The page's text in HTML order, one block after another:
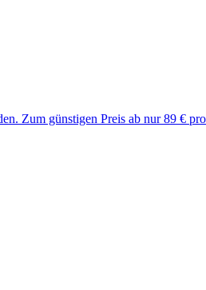
Zum günstigen Preis ab nur 89 €